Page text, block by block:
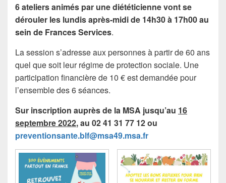
6 ateliers animés par une diététicienne vont se
dérouler les lundis après-midi de 14h30 à 17h00 au
sein de Frances Services.
La session s’adresse aux personnes à partir de 60 ans
quel que soit leur régime de protection sociale. Une
participation financière de 10 € est demandée pour
l’ensemble des 6 séances.
Sur inscription auprès de la MSA jusqu’au 16
septembre 2022, au 02 41 31 77 12 ou
preventionsante.blf@msa49.msa.fr